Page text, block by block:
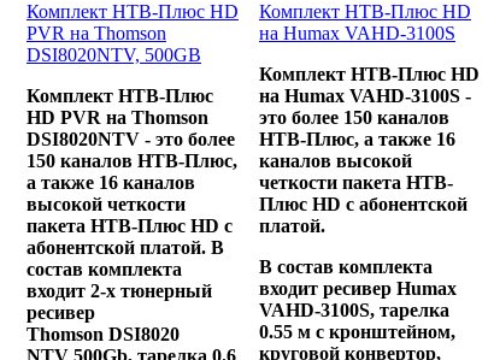
Комплект НТВ-Плюс HD
PVR на Thomson
DSI8020NTV, 500GB
Комплект НТВ-Плюс
HD PVR на Thomson
DSI8020NTV - это более
150 каналов НТВ-Плюс,
а также 16 каналов
высокой четкости
пакета НТВ-Плюс HD с
абонентской платой. В
состав комплекта
входит 2-х тюнерный
ресивер
Thomson DSI8020
NTV 500Gb, тарелка 0.6
Комплект НТВ-Плюс HD
на Humax VAHD-3100S
Комплект НТВ-Плюс HD
на Humax VAHD-3100S -
это более 150 каналов
НТВ-Плюс, а также 16
каналов высокой
четкости пакета НТВ-
Плюс HD с абонентской
платой.
В состав комплекта
входит ресивер Humax
VAHD-3100S, тарелка
0.55 м с кронштейном,
круговой конвертор,